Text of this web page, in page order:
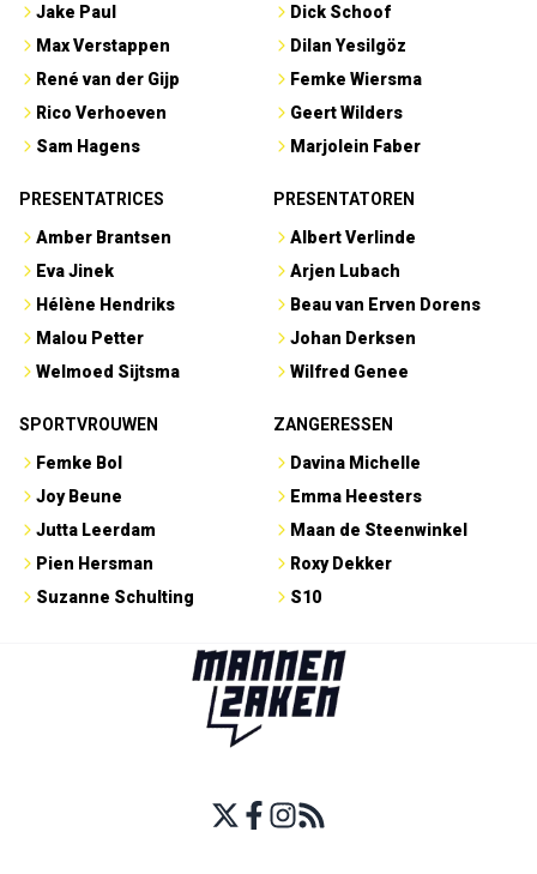
Jake Paul
Max Verstappen
René van der Gijp
Rico Verhoeven
Sam Hagens
Dick Schoof
Dilan Yesilgöz
Femke Wiersma
Geert Wilders
Marjolein Faber
PRESENTATRICES
Amber Brantsen
Eva Jinek
Hélène Hendriks
Malou Petter
Welmoed Sijtsma
PRESENTATOREN
Albert Verlinde
Arjen Lubach
Beau van Erven Dorens
Johan Derksen
Wilfred Genee
SPORTVROUWEN
Femke Bol
Joy Beune
Jutta Leerdam
Pien Hersman
Suzanne Schulting
ZANGERESSEN
Davina Michelle
Emma Heesters
Maan de Steenwinkel
Roxy Dekker
S10